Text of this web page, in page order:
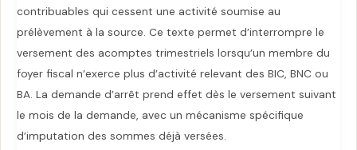
contribuables qui cessent une activité soumise au
prélèvement à la source. Ce texte permet d’interrompre le
versement des acomptes trimestriels lorsqu’un membre du
foyer fiscal n’exerce plus d’activité relevant des BIC, BNC ou
BA. La demande d’arrêt prend effet dès le versement suivant
le mois de la demande, avec un mécanisme spécifique
d’imputation des sommes déjà versées.